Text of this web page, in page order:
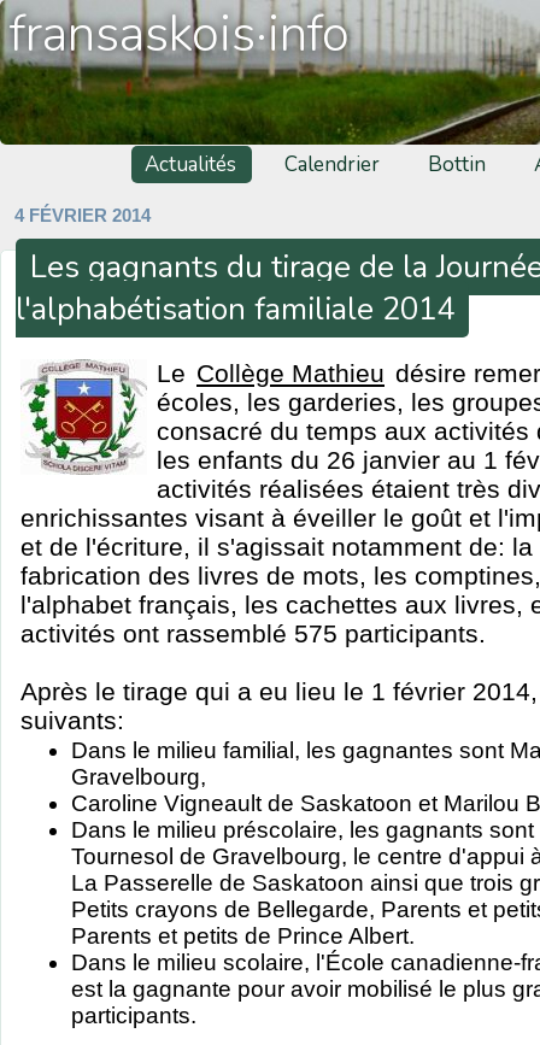
fransaskois·info
Actualités Calendrier Bottin
4 FÉVRIER 2014
Les gagnants du tirage de la
l'alphabétisation familiale 2014
Le Collège Mathieu désire
écoles, les garderies, les
consacré du temps aux activités
les enfants du 26 janvier au 1
activités réalisées étaient très
enrichissantes visant à éveiller le goût et
et de l'écriture, il s'agissait notamment de:
fabrication des livres de mots, les
l'alphabet français, les cachettes aux livres,
activités ont rassemblé 575 participants.
Après le tirage qui a eu lieu le 1 février
suivants:
Dans le milieu familial, les gagnantes sont
Gravelbourg,
Caroline Vigneault de Saskatoon et Marilou
Dans le milieu préscolaire, les gagnants
Tournesol de Gravelbourg, le centre d'appui
La Passerelle de Saskatoon ainsi que trois
Petits crayons de Bellegarde, Parents et
Parents et petits de Prince Albert.
Dans le milieu scolaire, l'École canadienne-
est la gagnante pour avoir mobilisé le plus
participants.